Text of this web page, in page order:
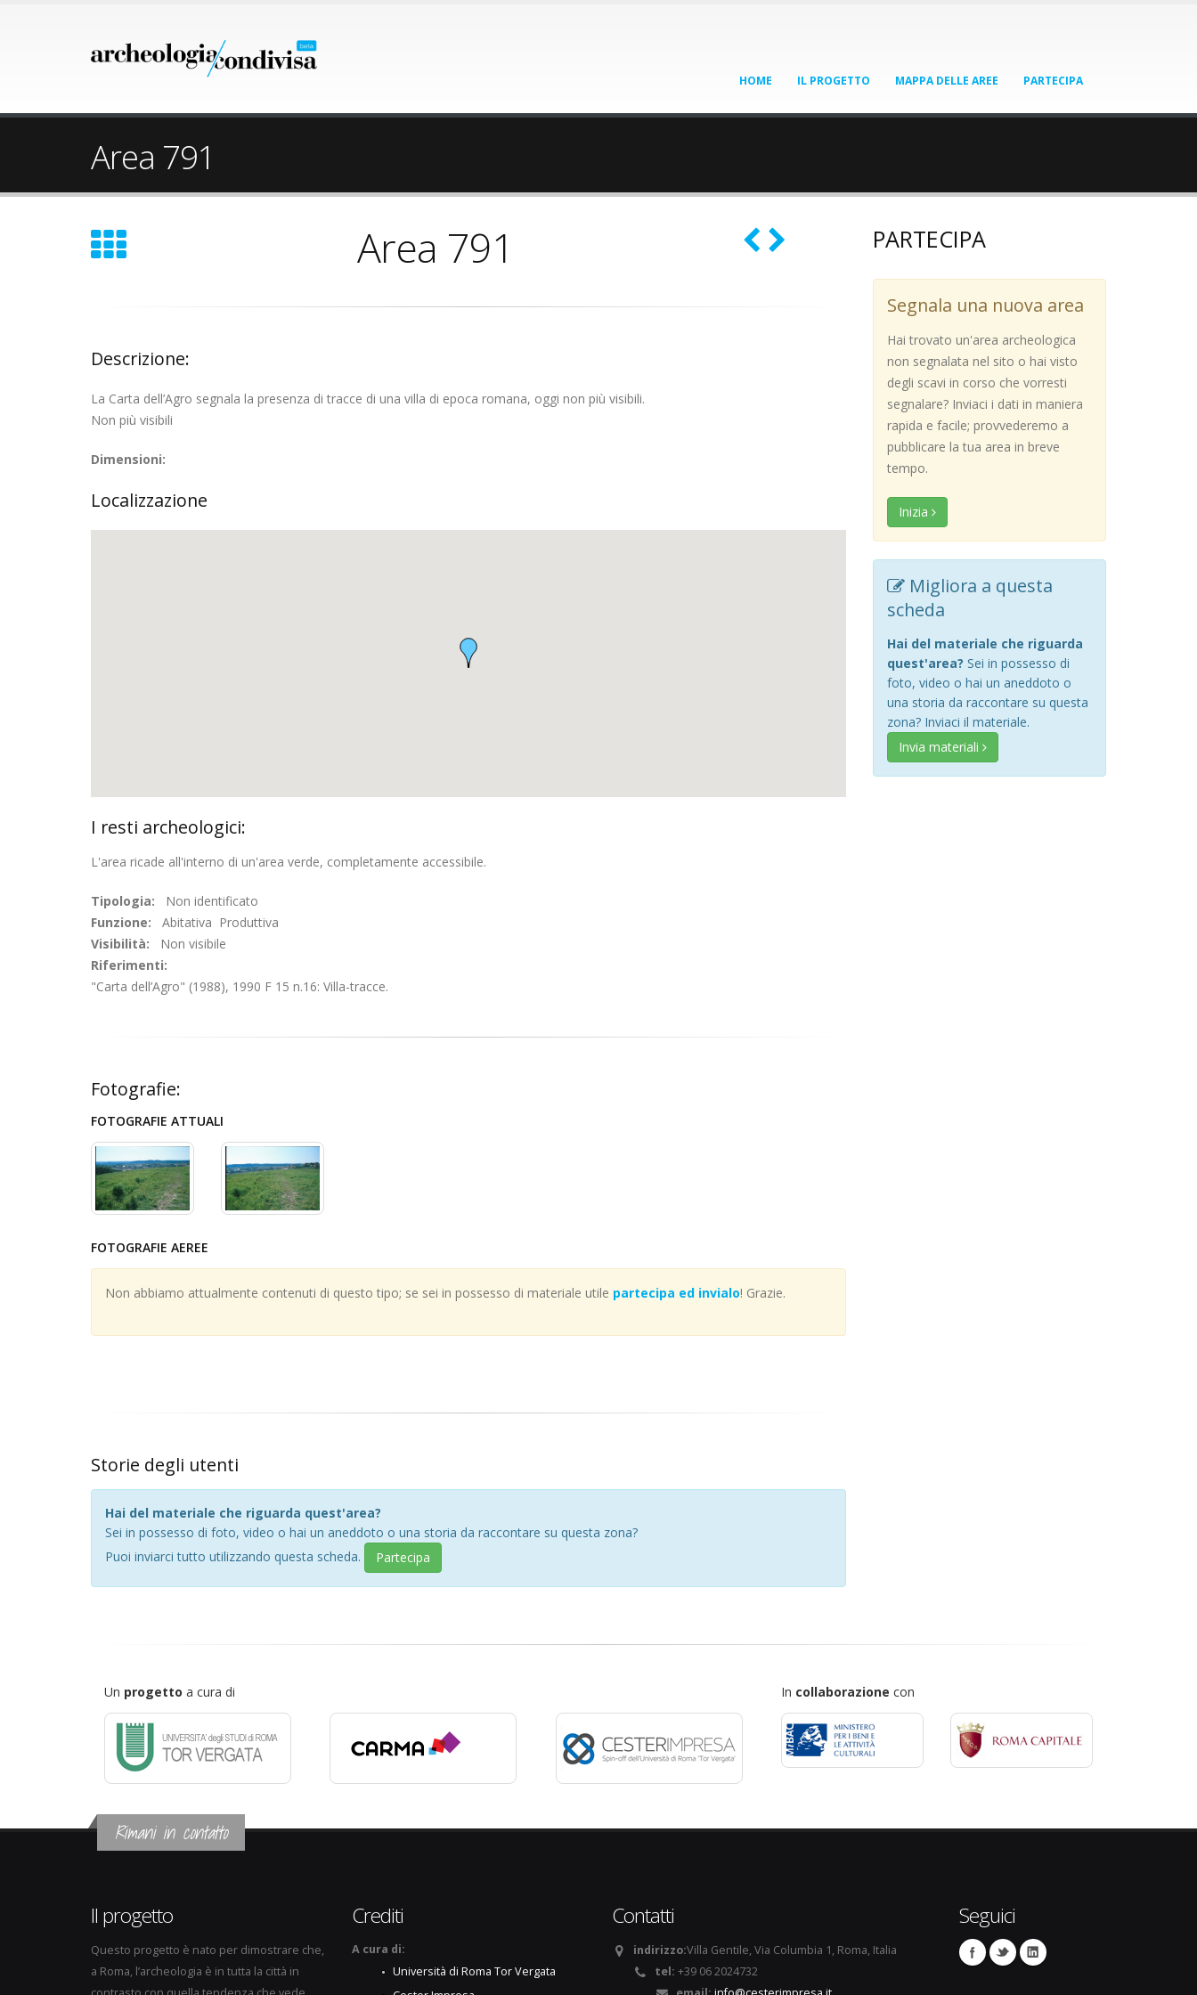
HOME IL PROGETTO MAPPA DELLE AREE PARTECIPA
Area 791
Area 791
Descrizione:
La Carta dell’Agro segnala la presenza di tracce di una villa di epoca romana, oggi non più visibili.
Non più visibili
Dimensioni:
Localizzazione
I resti archeologici:
L'area ricade all'interno di un'area verde, completamente accessibile.
Tipologia: Non identificato
Funzione: Abitativa Produttiva
Visibilità: Non visibile
Riferimenti:
"Carta dell’Agro" (1988), 1990 F 15 n.16: Villa-tracce.
Fotografie:
FOTOGRAFIE ATTUALI
FOTOGRAFIE AEREE
Non abbiamo attualmente contenuti di questo tipo; se sei in possesso di materiale utile partecipa ed invialo! Grazie.
Storie degli utenti
Hai del materiale che riguarda quest'area?
Sei in possesso di foto, video o hai un aneddoto o una storia da raccontare su questa zona?
Puoi inviarci tutto utilizzando questa scheda.
Partecipa
PARTECIPA
Segnala una nuova area
Hai trovato un'area archeologica
non segnalata nel sito o hai visto
degli scavi in corso che vorresti
segnalare? Inviaci i dati in maniera
rapida e facile; provvederemo a
pubblicare la tua area in breve
tempo.
Inizia
Migliora a questa
scheda
Hai del materiale che riguarda
quest'area? Sei in possesso di
foto, video o hai un aneddoto o
una storia da raccontare su questa
zona? Inviaci il materiale.
Invia materiali
Un progetto a cura di In collaborazione con
Rimani in contatto
Il progetto
Questo progetto è nato per dimostrare che,
a Roma, l’archeologia è in tutta la città in
Crediti
A cura di:
Università di Roma Tor Vergata
Contatti
indirizzo:Villa Gentile, Via Columbia 1, Roma, Italia
tel: +39 06 2024732
Seguici